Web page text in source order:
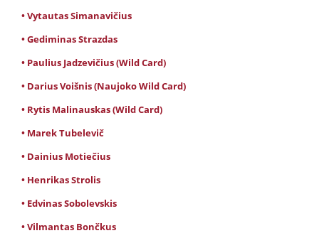
• Vytautas Simanavičius
• Gediminas Strazdas
• Paulius Jadzevičius (Wild Card)
• Darius Voišnis (Naujoko Wild Card)
• Rytis Malinauskas (Wild Card)
• Marek Tubelevič
• Dainius Motiečius
• Henrikas Strolis
• Edvinas Sobolevskis
• Vilmantas Bončkus